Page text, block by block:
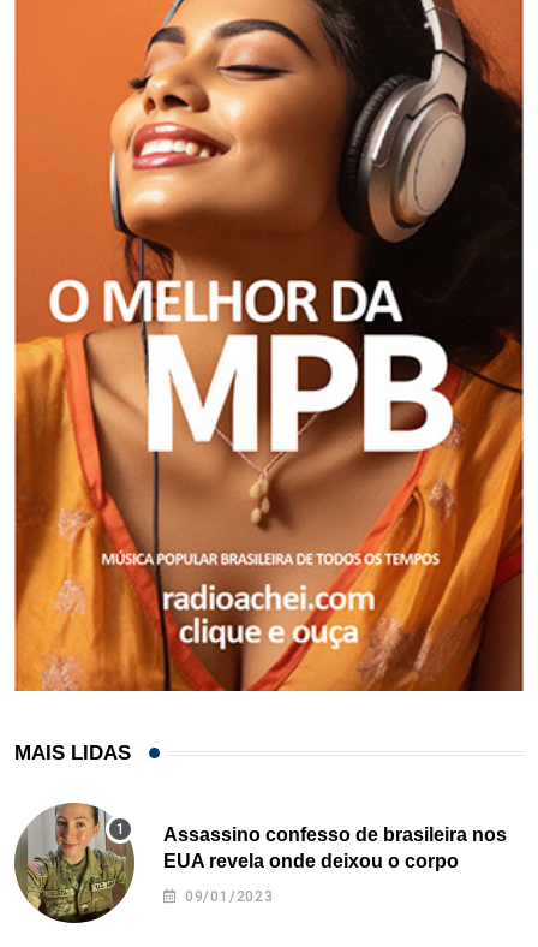
MAIS LIDAS
Assassino confesso de brasileira nos
EUA revela onde deixou o corpo
09/01/2023